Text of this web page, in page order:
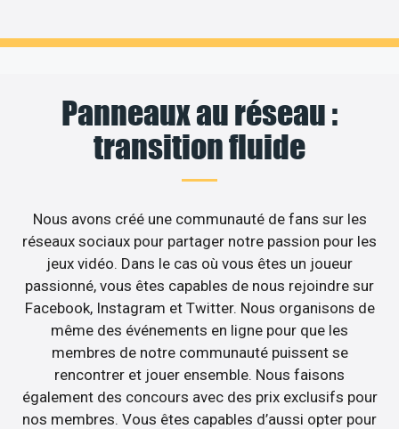
Panneaux au réseau :
transition fluide
Nous avons créé une communauté de fans sur les
réseaux sociaux pour partager notre passion pour les
jeux vidéo. Dans le cas où vous êtes un joueur
passionné, vous êtes capables de nous rejoindre sur
Facebook, Instagram et Twitter. Nous organisons de
même des événements en ligne pour que les
membres de notre communauté puissent se
rencontrer et jouer ensemble. Nous faisons
également des concours avec des prix exclusifs pour
nos membres. Vous êtes capables d’aussi opter pour